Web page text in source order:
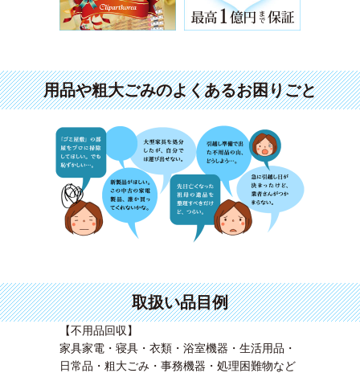
用品や粗大ごみのよくあるお困りごと
取扱い品目例
【不用品回収】
家具家電・寝具・衣類・浴室機器・生活用品・
日常品・粗大ごみ・事務機器・処理困難物など